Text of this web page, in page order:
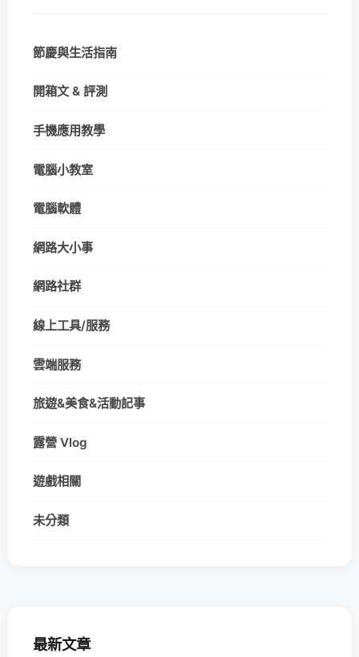
節慶與生活指南
開箱文 & 評測
手機應用教學
電腦小教室
電腦軟體
網路大小事
網路社群
線上工具/服務
雲端服務
旅遊&美食&活動記事
露營 Vlog
遊戲相關
未分類
最新文章